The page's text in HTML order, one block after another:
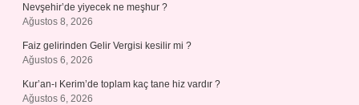
Nevşehir’de yiyecek ne meşhur ?
Ağustos 8, 2026
Faiz gelirinden Gelir Vergisi kesilir mi ?
Ağustos 6, 2026
Kur’an-ı Kerim’de toplam kaç tane hiz vardır ?
Ağustos 6, 2026